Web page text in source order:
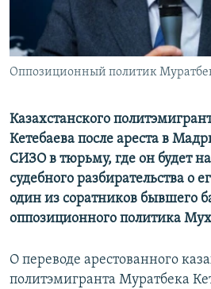
Оппозиционный политик
Казахстанского
Кетебаева после ареста в
СИЗО в тюрьму, где он будет
судебного разбирательства о
один из соратников бывшего
оппозиционного политика
О переводе арестованного
политэмигранта Муратбека